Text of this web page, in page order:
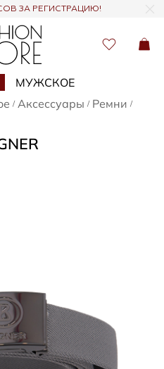
ЗА РЕГИСТРАЦИЮ!
МУЖСКОЕ
/ Аксессуары / Ремни /